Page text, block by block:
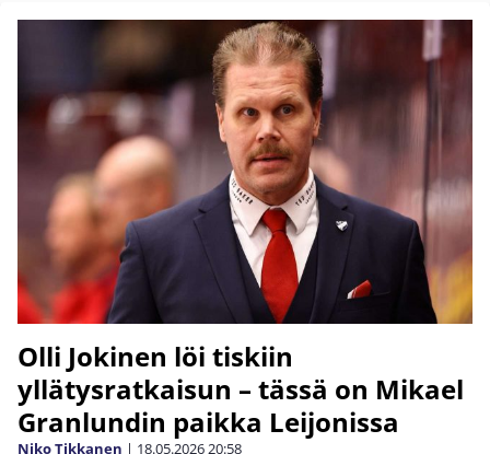
Olli Jokinen löi tiskiin
yllätysratkaisun – tässä on Mikael
Granlundin paikka Leijonissa
Niko Tikkanen | 18.05.202620:58